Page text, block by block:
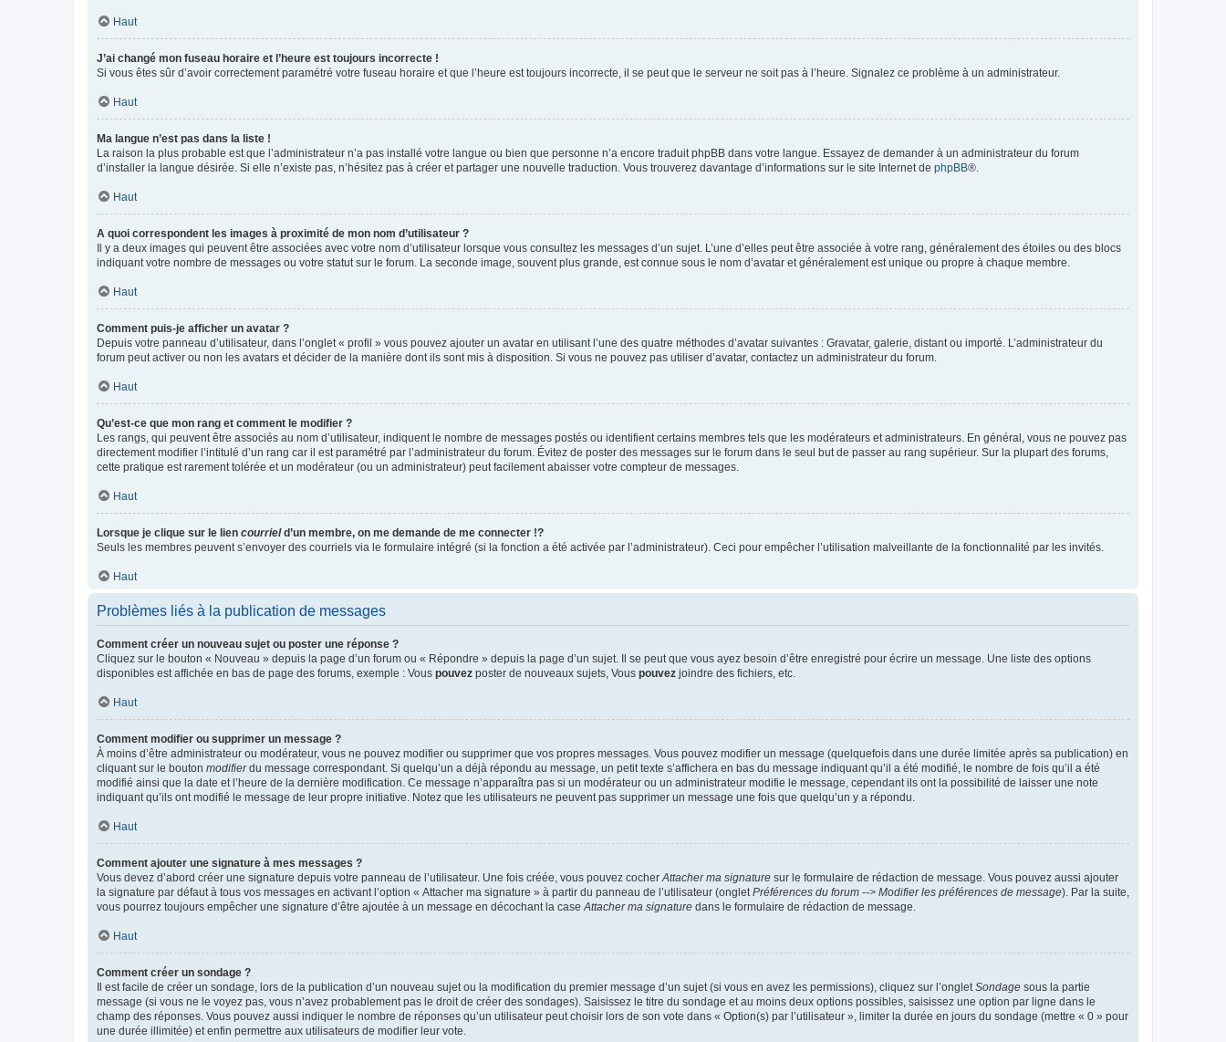
Haut
J’ai changé mon fuseau horaire et l’heure est toujours incorrecte !
Si vous êtes sûr d’avoir correctement paramétré votre fuseau horaire et que l’heure est toujours incorrecte, il se peut que le serveur ne soit pas à l’heure. Signalez ce problème à un administrateur.
Haut
Ma langue n’est pas dans la liste !
La raison la plus probable est que l’administrateur n’a pas installé votre langue ou bien que personne n’a encore traduit phpBB dans votre langue. Essayez de demander à un administrateur du forum
d’installer la langue désirée. Si elle n’existe pas, n’hésitez pas à créer et partager une nouvelle traduction. Vous trouverez davantage d’informations sur le site Internet de phpBB®.
Haut
A quoi correspondent les images à proximité de mon nom d’utilisateur ?
Il y a deux images qui peuvent être associées avec votre nom d’utilisateur lorsque vous consultez les messages d’un sujet. L’une d’elles peut être associée à votre rang, généralement des étoiles ou des blocs
indiquant votre nombre de messages ou votre statut sur le forum. La seconde image, souvent plus grande, est connue sous le nom d’avatar et généralement est unique ou propre à chaque membre.
Haut
Comment puis-je afficher un avatar ?
Depuis votre panneau d’utilisateur, dans l’onglet « profil » vous pouvez ajouter un avatar en utilisant l’une des quatre méthodes d’avatar suivantes : Gravatar, galerie, distant ou importé. L’administrateur du
forum peut activer ou non les avatars et décider de la manière dont ils sont mis à disposition. Si vous ne pouvez pas utiliser d’avatar, contactez un administrateur du forum.
Haut
Qu’est-ce que mon rang et comment le modifier ?
Les rangs, qui peuvent être associés au nom d’utilisateur, indiquent le nombre de messages postés ou identifient certains membres tels que les modérateurs et administrateurs. En général, vous ne pouvez pas
directement modifier l’intitulé d’un rang car il est paramétré par l’administrateur du forum. Évitez de poster des messages sur le forum dans le seul but de passer au rang supérieur. Sur la plupart des forums,
cette pratique est rarement tolérée et un modérateur (ou un administrateur) peut facilement abaisser votre compteur de messages.
Haut
Lorsque je clique sur le lien courrield’un membre, on me demande de me connecter !?
Seuls les membres peuvent s’envoyer des courriels via le formulaire intégré (si la fonction a été activée par l’administrateur). Ceci pour empêcher l’utilisation malveillante de la fonctionnalité par les invités.
Haut
Problèmes liés à la publication de messages
Comment créer un nouveau sujet ou poster une réponse ?
Cliquez sur le bouton « Nouveau » depuis la page d’un forum ou « Répondre » depuis la page d’un sujet. Il se peut que vous ayez besoin d’être enregistré pour écrire un message. Une liste des options
disponibles est affichée en bas de page des forums, exemple : Vous pouvez poster de nouveaux sujets, Vous pouvez joindre des fichiers, etc.
Haut
Comment modifier ou supprimer un message ?
À moins d’être administrateur ou modérateur, vous ne pouvez modifier ou supprimer que vos propres messages. Vous pouvez modifier un message (quelquefois dans une durée limitée après sa publication) en
cliquant sur le bouton modifierdu message correspondant. Si quelqu’un a déjà répondu au message, un petit texte s’affichera en bas du message indiquant qu’il a été modifié, le nombre de fois qu’il a été
modifié ainsi que la date et l’heure de la dernière modification. Ce message n’apparaîtra pas si un modérateur ou un administrateur modifie le message, cependant ils ont la possibilité de laisser une note
indiquant qu’ils ont modifié le message de leur propre initiative. Notez que les utilisateurs ne peuvent pas supprimer un message une fois que quelqu’un y a répondu.
Haut
Comment ajouter une signature à mes messages ?
Vous devez d’abord créer une signature depuis votre panneau de l’utilisateur. Une fois créée, vous pouvez cocher Attacher ma signature sur le formulaire de rédaction de message. Vous pouvez aussi ajouter
la signature par défaut à tous vos messages en activant l’option « Attacher ma signature » à partir du panneau de l’utilisateur (onglet Préférences du forum --> Modifier les préférences de message). Par la suite,
vous pourrez toujours empêcher une signature d’être ajoutée à un message en décochant la case Attacher ma signature dans le formulaire de rédaction de message.
Haut
Comment créer un sondage ?
Il est facile de créer un sondage, lors de la publication d’un nouveau sujet ou la modification du premier message d’un sujet (si vous en avez les permissions), cliquez sur l’onglet Sondage sous la partie
message (si vous ne le voyez pas, vous n’avez probablement pas le droit de créer des sondages). Saisissez le titre du sondage et au moins deux options possibles, saisissez une option par ligne dans le
champ des réponses. Vous pouvez aussi indiquer le nombre de réponses qu’un utilisateur peut choisir lors de son vote dans « Option(s) par l’utilisateur », limiter la durée en jours du sondage (mettre « 0 » pour
une durée illimitée) et enfin permettre aux utilisateurs de modifier leur vote.